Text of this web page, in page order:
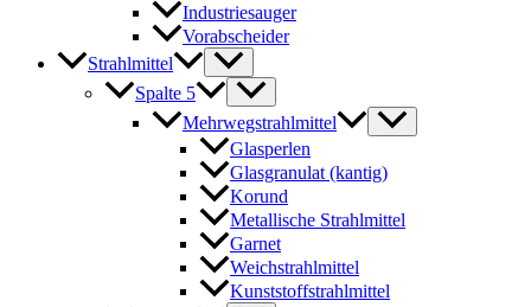
Industriesauger
Vorabscheider
Strahlmittel
Spalte 5
Mehrwegstrahlmittel
Glasperlen
Glasgranulat (kantig)
Korund
Metallische Strahlmittel
Garnet
Weichstrahlmittel
Kunststoffstrahlmittel